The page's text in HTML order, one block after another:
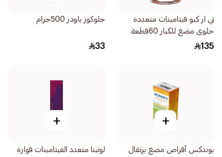
تي ار كيو فيتامينات متعددة
حلوى مضغ للكبار 60قطعة
135
جلوكوز باودر 500جرام
33
+
بوندكس أقراص مضغ برتقال
+
لوتينا متعدد الفيتامينات فوارة